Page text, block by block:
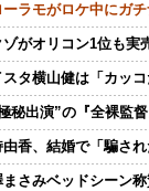
ーラモがロケ中にガ
ゾがオリコン1位も
タ横山健は「カッコ
秘出演”の『全裸監
由香、結婚で「騙さ
まさみベッドシーン